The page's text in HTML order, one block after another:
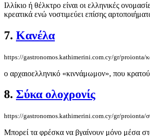
Ιλλίκιο ή θέλκτρο είναι οι ελληνικές
κρεατικά ενώ νοστιμεύει επίσης
7. Κανέλα
https://gastronomos.kathimerini.com.cy/gr/proionta/
ο αρχαιοελληνικό «κιννάμωμον», που
8. Σύκα ολοχρονίς
https://gastronomos.kathimerini.com.cy/gr/proionta/
Μπορεί τα φρέσκα να βγαίνουν μόνο μέσα